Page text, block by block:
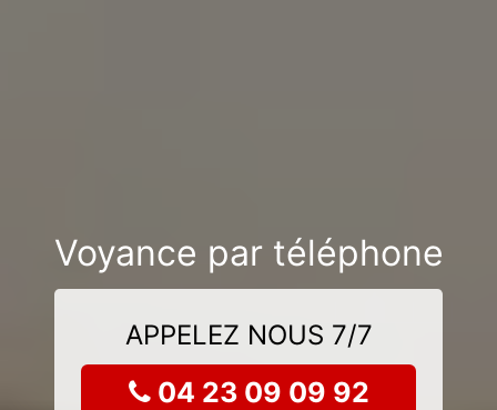
Voyance par téléphone
APPELEZ NOUS 7/7
04 23 09 09 92